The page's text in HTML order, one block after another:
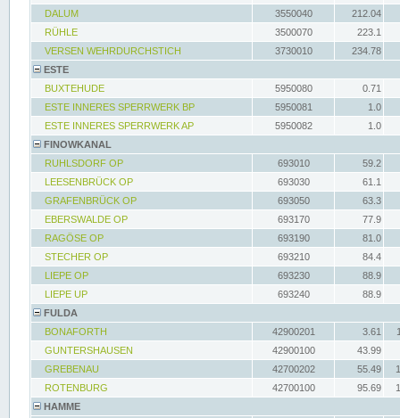
DALUM
3550040
212.04
RÜHLE
3500070
223.1
VERSEN WEHRDURCHSTICH
3730010
234.78
ESTE
BUXTEHUDE
5950080
0.71
ESTE INNERES SPERRWERK BP
5950081
1.0
ESTE INNERES SPERRWERK AP
5950082
1.0
FINOWKANAL
RUHLSDORF OP
693010
59.2
LEESENBRÜCK OP
693030
61.1
GRAFENBRÜCK OP
693050
63.3
EBERSWALDE OP
693170
77.9
RAGÖSE OP
693190
81.0
STECHER OP
693210
84.4
LIEPE OP
693230
88.9
LIEPE UP
693240
88.9
FULDA
BONAFORTH
42900201 3.61
GUNTERSHAUSEN
42900100
43.99
GREBENAU
42700202 55.49
ROTENBURG
42700100 95.69
HAMME